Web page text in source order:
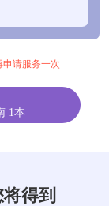
请服务一次
1本
得到